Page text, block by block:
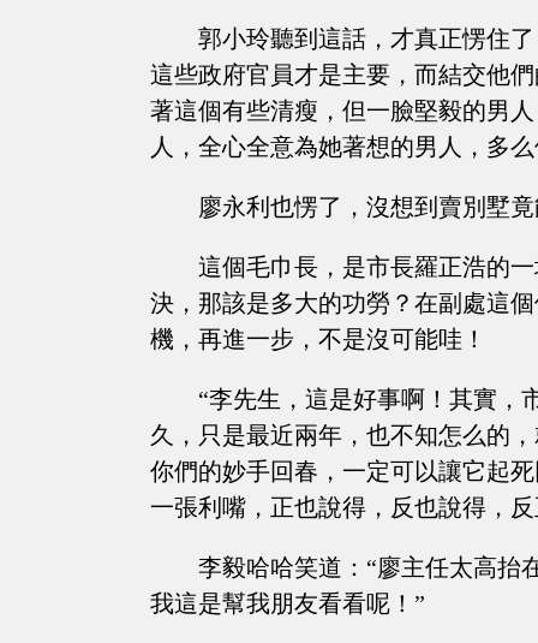
郭小玲聽到這話，才真正愣住
這些政府官員才是主要，而結交他
著這個有些清瘦，但一臉堅毅的男
人，全心全意為她著想的男人，多
廖永利也愣了，沒想到賣別墅
這個毛巾長，是市長羅正浩的
決，那該是多大的功勞？在副處這
機，再進一步，不是沒可能哇！
“李先生，這是好事啊！其實，
久，只是最近兩年，也不知怎么的
你們的妙手回春，一定可以讓它起
一張利嘴，正也說得，反也說得，
李毅哈哈笑道：“廖主任太高抬
我這是幫我朋友看看呢！”